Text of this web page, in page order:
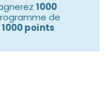
1000
de
1000 points